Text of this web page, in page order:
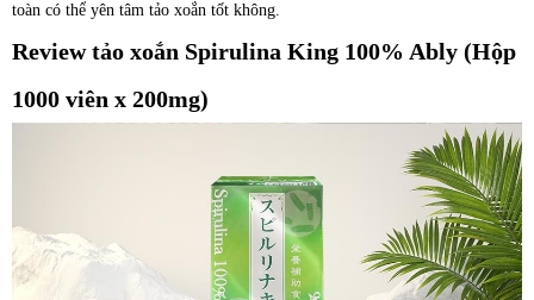
toàn có thể yên tâm tảo xoắn tốt không.
Review tảo xoắn Spirulina King 100% Ably (Hộp
1000 viên x 200mg)